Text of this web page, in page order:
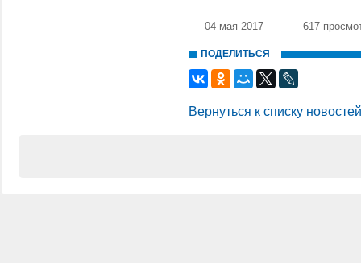
04 мая 2017 617
ПОДЕЛИТЬСЯ
Вернуться к списку новостей